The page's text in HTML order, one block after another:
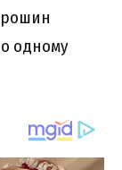
одному